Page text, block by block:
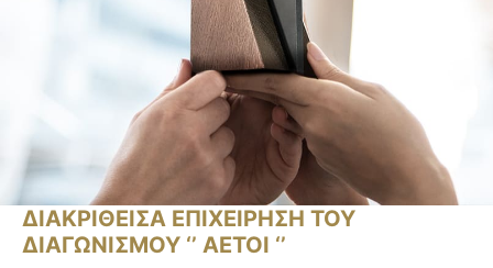
ΔΙΑΚΡΙΘΕΙΣΑ ΕΠΙΧΕΙΡΗΣΗ ΤΟΥ
ΔΙΑΓΩΝΙΣΜΟΥ ‘’ ΑΕΤΟΙ ‘’